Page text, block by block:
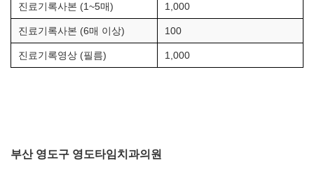
진료기록사본 (1~5매) 1,000
진료기록사본 (6매 이상) 100
진료기록영상 (필름) 1,000
부산 영도구 영도타임치과의원